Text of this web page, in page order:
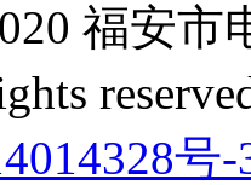
福安
号-